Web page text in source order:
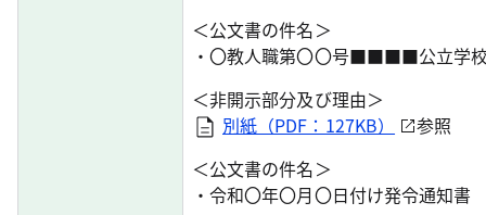
＜公文書の件名＞
・〇教人職第〇〇号■■■■公立学
＜非開示部分及び理由＞
別紙（PDF：127KB）
参照
＜公文書の件名＞
・令和〇年〇月〇日付け発令通知書